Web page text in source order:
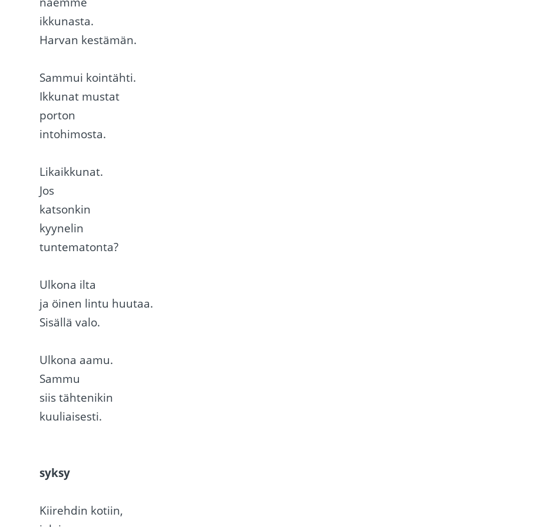
ikkunasta.
Harvan kestämän.
Sammui kointähti.
Ikkunat mustat
porton
intohimosta.
Likaikkunat.
Jos
katsonkin
kyynelin
tuntematonta?
Ulkona ilta
ja öinen lintu huutaa.
Sisällä valo.
Ulkona aamu.
Sammu
siis tähtenikin
kuuliaisesti.
syksy
Kiirehdin kotiin,